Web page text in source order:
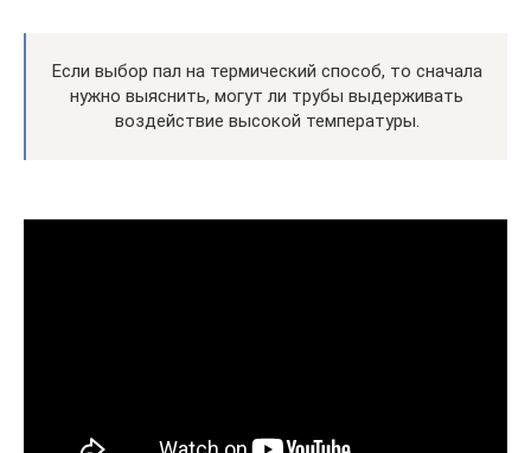
Если выбор пал на термический способ, то сначала
нужно выяснить, могут ли трубы выдерживать
воздействие высокой температуры.